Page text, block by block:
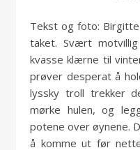
Tekst og foto: Birgitte Simensen Berg Kulda slipper
taket. Svært
kvasse klærne til
prøver desperat å
lyssky troll trekker
mørke hulen, og
potene over øynene.
å komme ut før